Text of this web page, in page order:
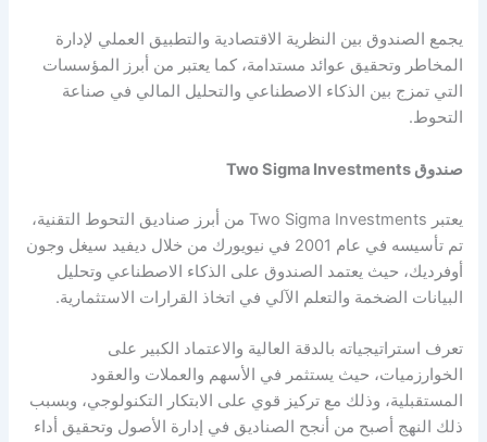
يجمع الصندوق بين النظرية الاقتصادية والتطبيق العملي لإدارة
المخاطر وتحقيق عوائد مستدامة، كما يعتبر من أبرز المؤسسات
التي تمزج بين الذكاء الاصطناعي والتحليل المالي في صناعة
التحوط.
صندوق Two Sigma Investments
يعتبر Two Sigma Investments من أبرز صناديق التحوط التقنية،
تم تأسيسه في عام 2001 في نيويورك من خلال ديفيد سيغل وجون
أوفرديك، حيث يعتمد الصندوق على الذكاء الاصطناعي وتحليل
البيانات الضخمة والتعلم الآلي في اتخاذ القرارات الاستثمارية.
تعرف استراتيجياته بالدقة العالية والاعتماد الكبير على
الخوارزميات، حيث يستثمر في الأسهم والعملات والعقود
المستقبلية، وذلك مع تركيز قوي على الابتكار التكنولوجي، وبسبب
ذلك النهج أصبح من أنجح الصناديق في إدارة الأصول وتحقيق أداء